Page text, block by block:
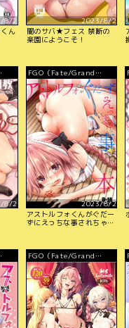
8/2
ん
2023/8/2
闇のサバ★フェス 禁断の
楽園にようこそ！
8/2
FGO（Fate/Grand
Order）
2023/8/2
アストルフォくんがぐだー
ずにえっちな事されちゃう
FGO（Fate/Grand
Order）